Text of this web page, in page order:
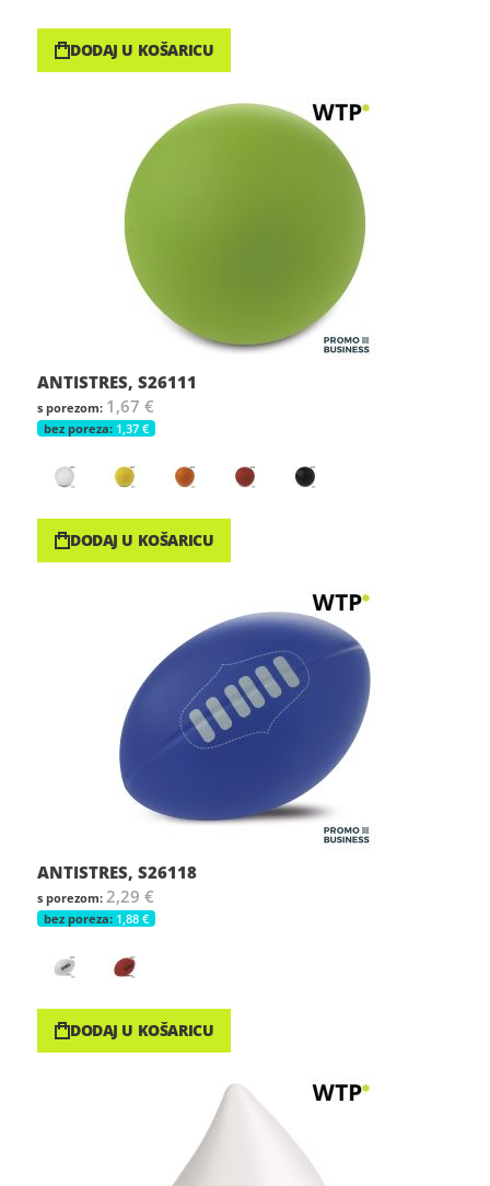
DODAJ U KOŠARICU
ANTISTRES, S26111
1,67 €
1,37 €
DODAJ U KOŠARICU
ANTISTRES, S26118
2,29 €
1,88 €
DODAJ U KOŠARICU